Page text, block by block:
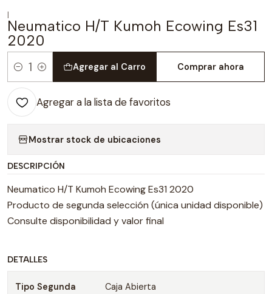
|
Neumatico H/T Kumoh Ecowing Es31
2020
Cantidad
Agregar al Carro Comprar ahora
Agregar a la lista de favoritos
Mostrar stock de ubicaciones
DESCRIPCIÓN
Neumatico H/T Kumoh Ecowing Es31 2020
Producto de segunda selección (única unidad disponible)
Consulte disponibilidad y valor final
DETALLES
Tipo Segunda
Caja Abierta